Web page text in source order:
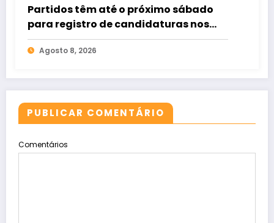
Partidos têm até o próximo sábado
para registro de candidaturas nos
tribunais
Agosto 8, 2026
PUBLICAR COMENTÁRIO
Comentários